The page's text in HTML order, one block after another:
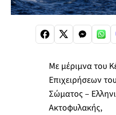
Με μέριμνα του
Επιχειρήσεων
Σώματος –
Ακτοφυλακής,